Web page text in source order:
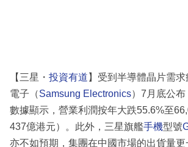
區
【三星・ 投資有道 】受到半導體晶片需
電子（Samsung Electronics）7月底公
數據顯示，營業利潤按年大跌55.6%至
437億港元）。此外，三星旗艦手機型號
亦不如預期，集團在中國市場的出貨量更